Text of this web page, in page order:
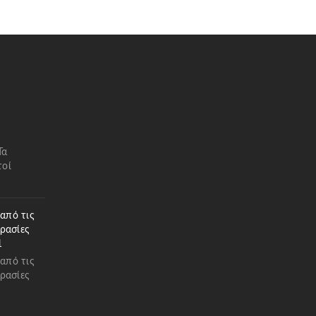
τις
τις